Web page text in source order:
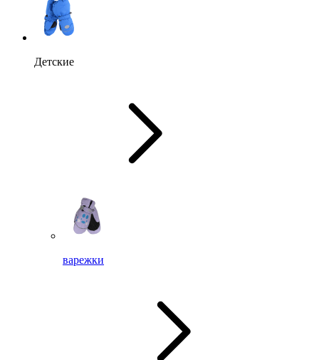
Детские
варежки